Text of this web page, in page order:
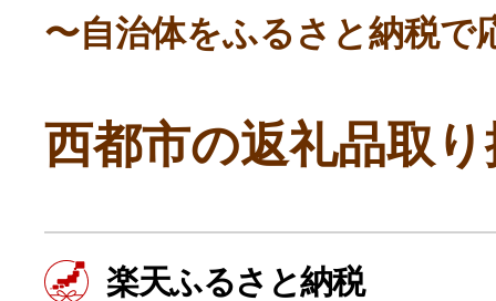
〜自治体をふるさと納税で
西都市の返礼品取
楽天ふるさと納税